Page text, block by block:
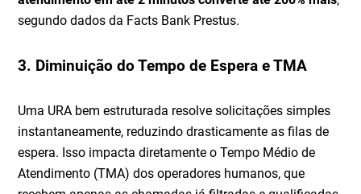
segundo dados da Facts Bank Prestus.
3. Diminuição do Tempo de Espera e TMA
Uma URA bem estruturada resolve solicitações simples
instantaneamente, reduzindo drasticamente as filas de
espera. Isso impacta diretamente o Tempo Médio de
Atendimento (TMA) dos operadores humanos, que